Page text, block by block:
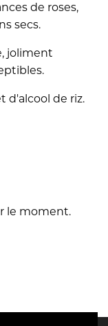
de roses,
secs.
joliment
d'alcool de riz.
le moment.